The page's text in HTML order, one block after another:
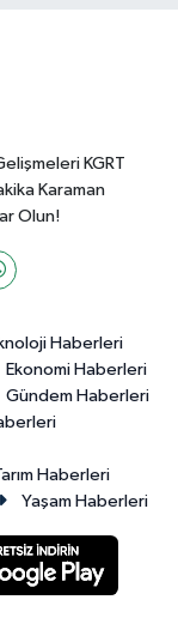
KGRT
Karaman
Olun!
Haberleri
Ekonomi Haberleri
Gündem Haberleri
Haberleri
Yaşam Haberleri